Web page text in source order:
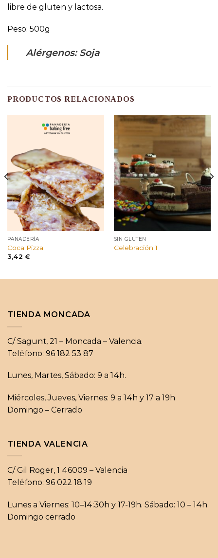
libre de gluten y lactosa.
Peso: 500g
Alérgenos: Soja
PRODUCTOS RELACIONADOS
PANADERÍA
Coca Pizza
3,42 €
SIN GLUTEN
Celebración 1
TIENDA MONCADA
C/ Sagunt, 21 – Moncada – Valencia.
Teléfono: 96 182 53 87
Lunes, Martes, Sábado: 9 a 14h.
Miércoles, Jueves, Viernes: 9 a 14h y 17 a 19h
Domingo – Cerrado
TIENDA VALENCIA
C/ Gil Roger, 1 46009 – Valencia
Teléfono: 96 022 18 19
Lunes a Viernes: 10–14:30h y 17-19h. Sábado: 10 – 14h.
Domingo cerrado